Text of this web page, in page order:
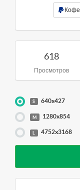
Кофе
618
Просмотров
S 640x427
M 1280x854
L 4752x3168